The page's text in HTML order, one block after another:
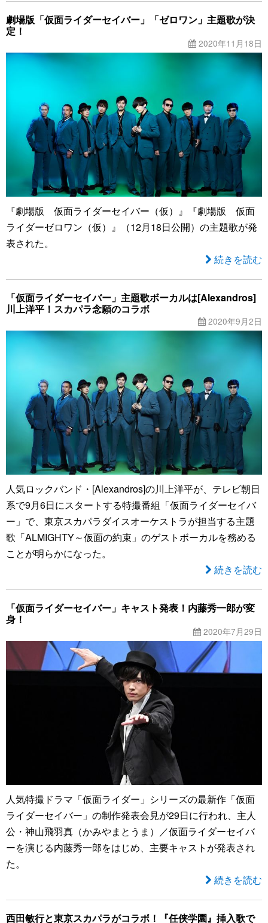
劇場版「仮面ライダーセイバー」「ゼロワン」主題歌が決
定！
2020年11月18日
『劇場版 仮面ライダーセイバー（仮）』『劇場版 仮面
ライダーゼロワン（仮）』（12月18日公開）の主題歌が発
表された。
続きを読む
「仮面ライダーセイバー」主題歌ボーカルは[Alexandros]
川上洋平！スカパラ念願のコラボ
2020年9月2日
人気ロックバンド・[Alexandros]の川上洋平が、テレビ朝日
系で9月6日にスタートする特撮番組「仮面ライダーセイバ
ー」で、東京スカパラダイスオーケストラが担当する主題
歌「ALMIGHTY～仮面の約束」のゲストボーカルを務める
ことが明らかになった。
続きを読む
「仮面ライダーセイバー」キャスト発表！内藤秀一郎が変
身！
2020年7月29日
人気特撮ドラマ「仮面ライダー」シリーズの最新作「仮面
ライダーセイバー」の制作発表会見が29日に行われ、主人
公・神山飛羽真（かみやまとうま）／仮面ライダーセイバ
ーを演じる内藤秀一郎をはじめ、主要キャストが発表され
た。
続きを読む
西田敏行と東京スカパラがコラボ！『任侠学園』挿入歌で